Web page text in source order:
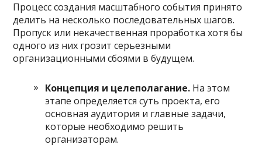
Процесс создания масштабного события принято
делить на несколько последовательных шагов.
Пропуск или некачественная проработка хотя бы
одного из них грозит серьезными
организационными сбоями в будущем.
Концепция и целеполагание. На этом
этапе определяется суть проекта, его
основная аудитория и главные задачи,
которые необходимо решить
организаторам.